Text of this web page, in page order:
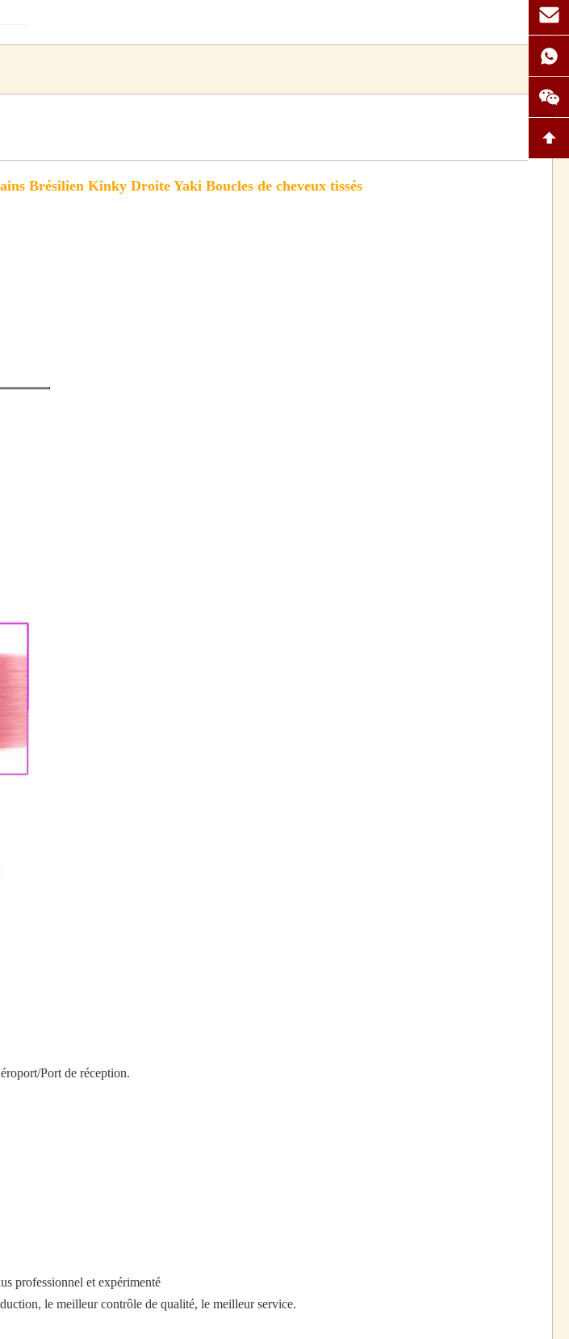
Brésilien Kinky Droite Yaki Boucles de cheveux tissés
sur
Port de réception.
professionnel et expérimenté
le meilleur contrôle de qualité, le meilleur service.